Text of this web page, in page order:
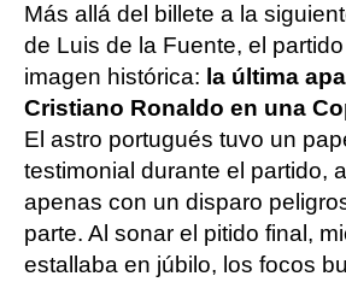
Más allá del billete a la
de Luis de la Fuente, el
imagen histórica: la última
Cristiano Ronaldo en una
El astro portugués tuvo un
testimonial durante el partido,
apenas con un disparo
parte. Al sonar el pitido final,
estallaba en júbilo, los focos